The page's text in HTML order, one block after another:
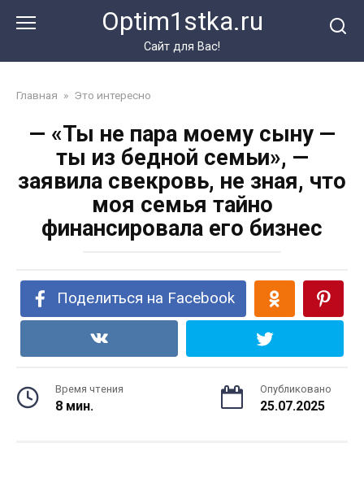
Optim1stka.ru
Сайт для Вас!
Главная » Это интересно
— «Ты не пара моему сыну —
ты из бедной семьи», —
заявила свекровь, не зная, что
моя семья тайно
финансировала его бизнес
Поделиться на Facebook
Время чтения
8 мин.
Опубликовано
25.07.2025